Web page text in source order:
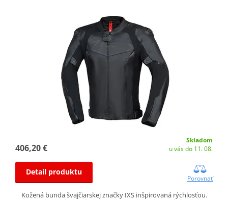
406,20 €
Skladom
u vás do 11. 08.
Detail produktu
Porovnať
Kožená bunda švajčiarskej značky IXS inšpirovaná rýchlosťou.